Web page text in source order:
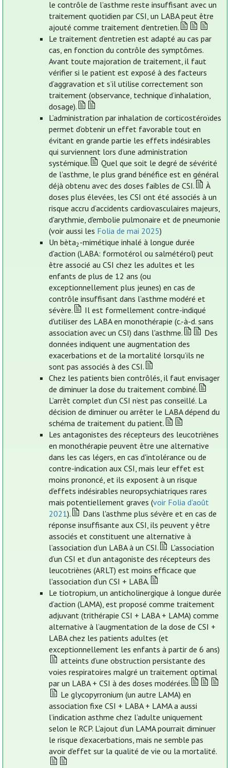
le contrôle de l’asthme reste insuffisant avec un
traitement quotidien par CSI, un LABA peut être
ajouté comme traitement d’entretien.
Le traitement d’entretien est adapté au cas par
cas, en fonction du contrôle des symptômes.
Avant toute majoration de traitement, il faut
vérifier si le patient est exposé à des facteurs
d’aggravation et s’il utilise correctement son
traitement (observance, technique d’inhalation,
dosage).
L’administration par inhalation de corticostéroïdes
permet d’obtenir un effet favorable tout en
évitant en grande partie les effets indésirables
qui surviennent lors d’une administration
systémique.
Quel que soit le degré de sévérité
de l’asthme, le plus grand bénéfice est en général
déjà obtenu avec des doses faibles de CSI.
À
doses plus élevées, les CSI ont été associés à un
risque accru d’accidents cardiovasculaires majeurs,
d'arythmie, d'embolie pulmonaire et de pneumonie
(voir aussi les Folia de mai 2025)
Un bèta2-mimétique inhalé à longue durée
d'action (LABA: formotérol ou salmétérol) peut
être associé au CSI chez les adultes et les
enfants de plus de 12 ans (ou
exceptionnellement plus jeunes) en cas de
contrôle insuffisant dans l’asthme modéré et
sévère.
Il est formellement contre-indiqué
d'utiliser des LABA en monothérapie (c.-à-d. sans
association avec un CSI) dans l'asthme.
Des
données indiquent une augmentation des
exacerbations et de la mortalité lorsqu’ils ne
sont pas associés à des CSI.
Chez les patients bien contrôlés, il faut envisager
de diminuer la dose du traitement combiné.
L’arrêt complet d’un CSI n’est pas conseillé. La
décision de diminuer ou arrêter le LABA dépend du
schéma de traitement du patient.
Les antagonistes des récepteurs des leucotriènes
en monothérapie peuvent être une alternative
dans les cas légers, en cas d'intolérance ou de
contre-indication aux CSI, mais leur effet est
moins prononcé, et ils exposent à un risque
d’effets indésirables neuropsychiatriques rares
mais potentiellement graves (voir Folia d'août
2021).
Dans l'asthme plus sévère et en cas de
réponse insuffisante aux CSI, ils peuvent y être
associés et constituent une alternative à
l’association d’un LABA à un CSI.
L'association
d’un CSI et d’un antagoniste des récepteurs des
leucotriènes (ARLT) est moins efficace que
l'association d’un CSI + LABA.
Le tiotropium, un anticholinergique à longue durée
d’action (LAMA), est proposé comme traitement
adjuvant (trithérapie CSI + LABA + LAMA) comme
alternative à l’augmentation de la dose de CSI +
LABA chez les patients adultes (et
exceptionnellement les enfants à partir de 6 ans)
atteints d’une obstruction persistante des
voies respiratoires malgré un traitement optimal
par un LABA + CSI à des doses modérées.
Le glycopyrronium (un autre LAMA) en
association fixe CSI + LABA + LAMA a aussi
l’indication asthme chez l’adulte uniquement
selon le RCP. L’ajout d’un LAMA pourrait diminuer
le risque d’exacerbations, mais ne semble pas
avoir d’effet sur la qualité de vie ou la mortalité.